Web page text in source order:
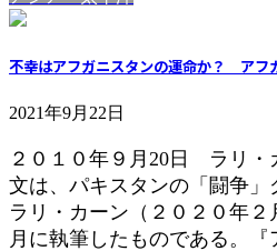
不幸はアフガニスタンの運命か？ アフ
2021年9月22日
２０１０年９月20日 ラリ・
文は、パキスタンの「闘争」
ラリ・カーン（２０２０年２
月に執筆したものである。『